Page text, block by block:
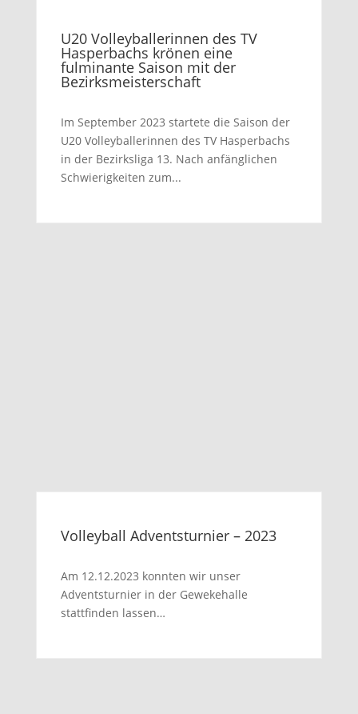
U20 Volleyballerinnen des TV
Hasperbachs krönen eine
fulminante Saison mit der
Bezirksmeisterschaft
Im September 2023 startete die Saison der
U20 Volleyballerinnen des TV Hasperbachs
in der Bezirksliga 13. Nach anfänglichen
Schwierigkeiten zum...
Volleyball Adventsturnier – 2023
Am 12.12.2023 konnten wir unser
Adventsturnier in der Gewekehalle
stattfinden lassen…